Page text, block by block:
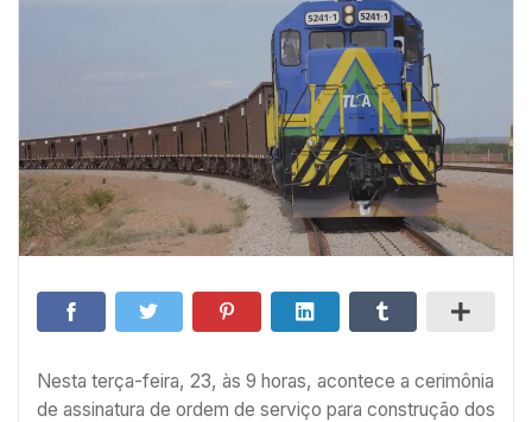
Nesta terça-feira, 23, às 9 horas, acontece a cerimônia
de assinatura de ordem de serviço para construção dos